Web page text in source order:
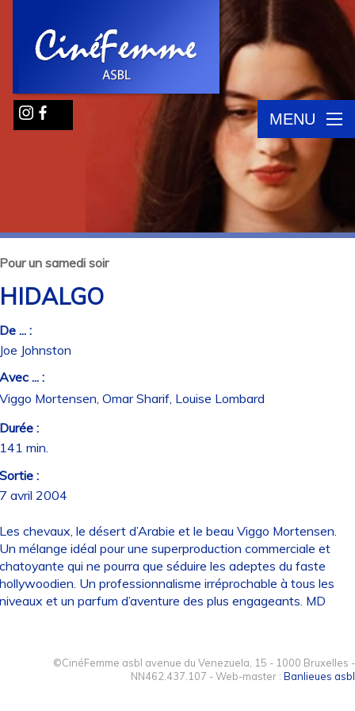
MENU
un samedi soir
... :
Johnston
... :
Mortensen, Omar Sharif, Louise Lombard
:
min.
:
avril 2004
chevaux, le désert d’Arabie et le beau Viggo Mortensen.
mélange idéal pour une superproduction commerciale et
qui ne pourra que séduire les adeptes du faste
Un professionnalisme irréprochable à tous les
et un parfum d’aventure des plus engageants. MD
©CinéFemme asbl avenue du Venezuela, 15 - 1000 Bruxelles -
NN462.437.107 - Web-master : Banlieues asbl